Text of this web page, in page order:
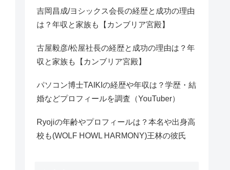
吉岡昌成/ヨシックス会長の経歴と成功の理由
は？年収と家族も【カンブリア宮殿】
古屋毅彦/松屋社長の経歴と成功の理由は？年
収と家族も【カンブリア宮殿】
パソコン博士TAIKIの経歴や年収は？学歴・結
婚などプロフィールを調査（YouTuber）
Ryojiの年齢やプロフィールは？本名や出身高
校も(WOLF HOWL HARMONY)王林の彼氏